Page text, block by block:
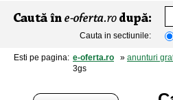
Cauta in sectiunile:
Esti pe pagina: e-oferta.ro » anunturi
3gs